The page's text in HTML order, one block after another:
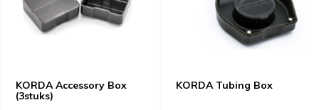
KORDA Accessory Box
(3stuks)
KORDA Tubing Box